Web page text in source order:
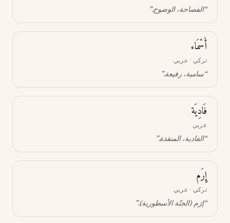
“الفصاحة، الوضوح.”
أَسْمَاء
تركي · عربي
“سامية، رفيعة.”
فَادِيَة
عربي
“الفادية، المنقذة.”
إِرَم
تركي · عربي
“إرَم (الجنّة الأسطورية).”